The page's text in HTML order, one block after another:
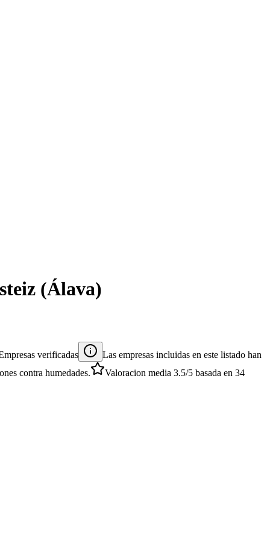
(Álava)
verificadas
Las empresas incluidas en este listado han
contra humedades.
Valoracion media 3.5/5 basada en 34